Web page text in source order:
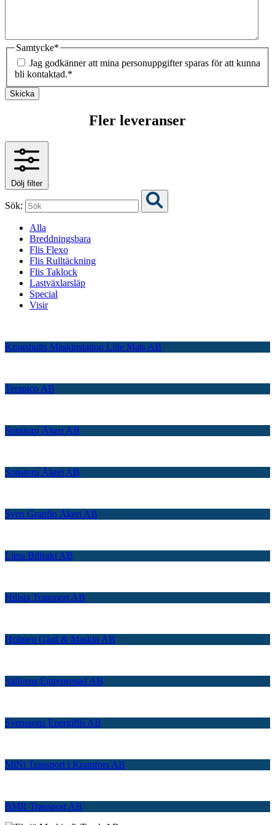
Samtycke*
Jag godkänner att mina personuppgifter sparas för att kunna
bli kontaktad.*
Skicka
Fler leveranser
Dölj filter
Sök:
Alla
Breddningsbara
Flis Flexo
Flis Rulltäckning
Flis Taklock
Lastväxlarsläp
Special
Visir
Krogshults Maskinstation Lille Mats AB
Terapico AB
Sonstorp Åkeri AB
Sonstorp Åkeri AB
Sven Granflo Åkeri AB
Lima Bilfrakt AB
Hillsta Transport AB
Holmen Gård & Maskin AB
Sällvens Entreprenad AB
Svenssons Energiflis AB
MiNi Transport i Kramfors AB
BMR Transport AB